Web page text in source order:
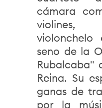
cámara
seno de la
Rubalcaba"
Reina. Su
ganas de
por la